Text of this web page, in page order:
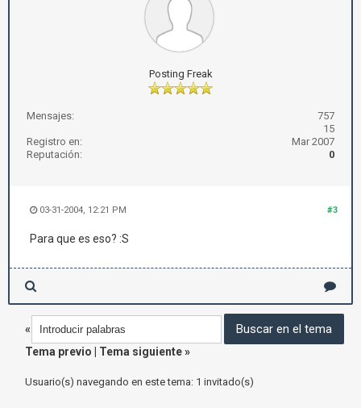
Posting Freak
Mensajes:
757
15
Registro en:
Mar 2007
Reputación:
0
#3
03-31-2004, 12:21 PM
Para que es eso? :S
«
Tema previo
Tema siguiente»
Usuario(s) navegando en este tema: 1 invitado(s)